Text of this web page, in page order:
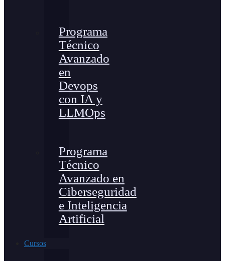
Programa
Técnico
Avanzado
en
Devops
con IA y
LLMOps
Programa
Técnico
Avanzado en
Ciberseguridad
e Inteligencia
Artificial
Cursos